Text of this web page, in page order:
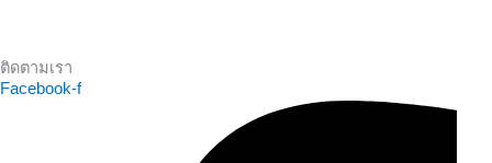
ติดตามเรา
Facebook-f